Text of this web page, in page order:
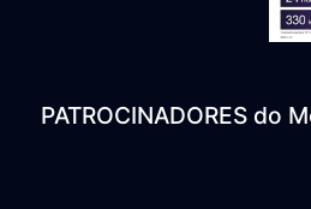
PATROCINADORES do